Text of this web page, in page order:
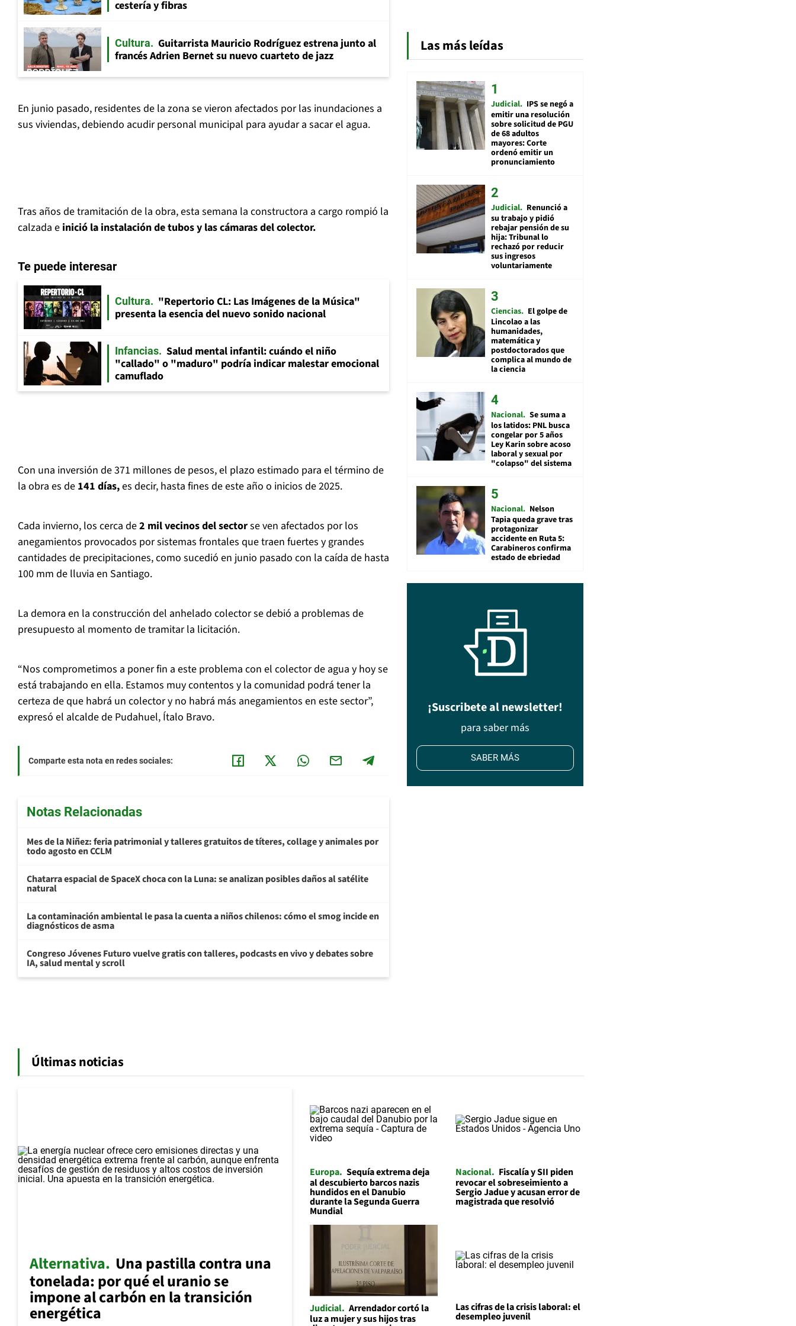
cestería y fibras
Cultura
Guitarrista Mauricio Rodríguez estrena junto al
francés Adrien Bernet su nuevo cuarteto de jazz
En junio pasado, residentes de la zona se vieron afectados por las inundaciones a
sus viviendas, debiendo acudir personal municipal para ayudar a sacar el agua.
Tras años de tramitación de la obra, esta semana la constructora a cargo rompió la
calzada e inició la instalación de tubos y las cámaras del colector.
Te puede interesar
Cultura
"Repertorio CL: Las Imágenes de la Música"
presenta la esencia del nuevo sonido nacional
Infancias
Salud mental infantil: cuándo el niño
"callado" o "maduro" podría indicar malestar emocional
camuflado
Con una inversión de 371 millones de pesos, el plazo estimado para el término de
la obra es de 141 días,es decir, hasta fines de este año o inicios de 2025.
Cada invierno, los cerca de2 mil vecinos del sectorse ven afectados por los
anegamientos provocados por sistemas frontales que traen fuertes y grandes
cantidades de precipitaciones, como sucedió en junio pasado con la caída de hasta
100 mm de lluvia en Santiago.
La demora en la construcción del anhelado colector se debió a problemas de
presupuesto al momento de tramitar la licitación.
“Nos comprometimos a poner fin a este problema con el colector de agua y hoy se
está trabajando en ella. Estamos muy contentos y la comunidad podrá tener la
certeza de que habrá un colector y no habrá más anegamientos en este sector”,
expresó el alcalde de Pudahuel, Ítalo Bravo.
Comparte esta nota en redes sociales:
Notas Relacionadas
Mes de la Niñez: feria patrimonial y talleres gratuitos de títeres, collage y animales por
todo agosto en CCLM
Chatarra espacial de SpaceX choca con la Luna: se analizan posibles daños al satélite
natural
La contaminación ambiental le pasa la cuenta a niños chilenos: cómo el smog incide en
diagnósticos de asma
Congreso Jóvenes Futuro vuelve gratis con talleres, podcasts en vivo y debates sobre
IA, salud mental y scroll
Las más leídas
Judicial IPS se negó a
emitir una resolución
sobre solicitud de PGU
de 68 adultos
mayores: Corte
ordenó emitir un
pronunciamiento
Judicial Renunció a
su trabajo y pidió
rebajar pensión de su
hija: Tribunal lo
rechazó por reducir
sus ingresos
voluntariamente
Ciencias El golpe de
Lincolao a las
humanidades,
matemática y
postdoctorados que
complica al mundo de
la ciencia
Nacional Se suma a
los latidos: PNL busca
congelar por 5 años
Ley Karin sobre acoso
laboral y sexual por
"colapso" del sistema
Nacional Nelson
Tapia queda grave tras
protagonizar
accidente en Ruta 5:
Carabineros confirma
estado de ebriedad
¡Suscribete al newsletter!
para saber más
SABER MÁS
Últimas noticias
Alternativa Una pastilla contra una
tonelada: por qué el uranio se
impone al carbón en la transición
energética
Europa Sequía extrema deja
al descubierto barcos nazis
hundidos en el Danubio
durante la Segunda Guerra
Mundial
Nacional Fiscalía y SII piden
revocar el sobreseimiento a
Sergio Jadue y acusan error de
magistrada que resolvió
Judicial Arrendador cortó la
luz a mujer y sus hijos tras
Las cifras de la crisis laboral: el
desempleo juvenil